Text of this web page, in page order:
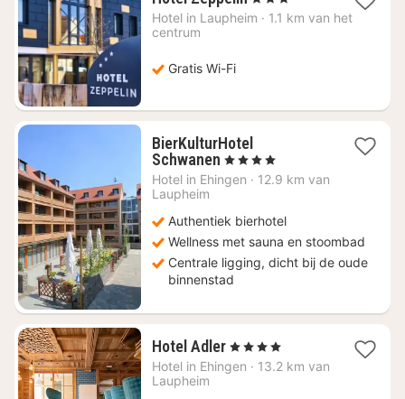
nacht
Hotel in Laupheim · 1.1 km van het
centrum
Gratis Wi-Fi
BierKulturHotel
Schwanen 1
nacht
vanaf
97
, 4 Sterren
Hotel in Ehingen · 12.9 km van
Laupheim
Authentiek bierhotel
Wellness met sauna en stoombad
Centrale ligging, dicht bij de oude
binnenstad
Hotel Adler1
nacht
vanaf
, 4 Sterren
Hotel in Ehingen · 13.2 km van
Laupheim